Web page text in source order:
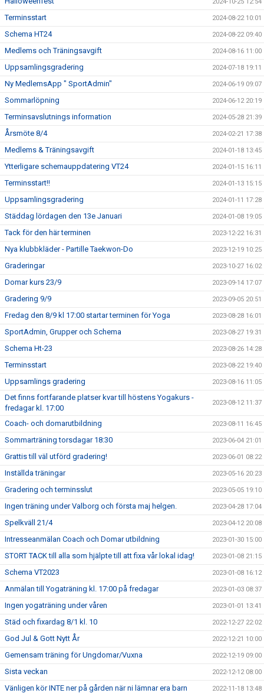
Terminsstart 2024-08-22 10:01
Schema HT24 2024-08-22 09:40
Medlems och Träningsavgift 2024-08-16 11:00
Uppsamlingsgradering 2024-07-18 19:11
Ny MedlemsApp " SportAdmin" 2024-06-19 09:07
Sommarlöpning 2024-06-12 20:19
Terminsavslutnings information 2024-05-28 21:39
Årsmöte 8/4 2024-02-21 17:38
Medlems & Träningsavgift 2024-01-18 13:45
Ytterligare schemauppdatering VT24 2024-01-15 16:11
Terminsstart!! 2024-01-13 15:15
Uppsamlingsgradering 2024-01-11 17:28
Städdag lördagen den 13e Januari 2024-01-08 19:05
Tack för den här terminen 2023-12-22 16:31
Nya klubbkläder - Partille Taekwon-Do 2023-12-19 10:25
Graderingar 2023-10-27 16:02
Domar kurs 23/9 2023-09-14 17:07
Gradering 9/9 2023-09-05 20:51
Fredag den 8/9 kl 17:00 startar terminen för Yoga 2023-08-28 16:01
SportAdmin, Grupper och Schema 2023-08-27 19:31
Schema Ht-23 2023-08-26 14:28
Terminsstart 2023-08-22 19:40
Uppsamlings gradering 2023-08-16 11:05
Det finns fortfarande platser kvar till höstens Yogakurs -
fredagar kl. 17:00
2023-08-12 11:37
Coach- och domarutbildning 2023-08-11 16:45
Sommarträning torsdagar 18:30 2023-06-04 21:01
Grattis till väl utförd gradering! 2023-06-01 08:22
Inställda träningar 2023-05-16 20:23
Gradering och terminsslut 2023-05-05 19:10
Ingen träning under Valborg och första maj helgen. 2023-04-28 17:04
Spelkväll 21/4 2023-04-12 20:08
Intresseanmälan Coach och Domar utbildning 2023-01-30 15:00
STORT TACK till alla som hjälpte till att fixa vår lokal idag! 2023-01-08 21:15
Schema VT2023 2023-01-08 16:12
Anmälan till Yogaträning kl. 17:00 på fredagar 2023-01-03 08:37
Ingen yogaträning under våren 2023-01-01 13:41
Städ och fixardag 8/1 kl. 10 2022-12-27 22:02
God Jul & Gott Nytt År 2022-12-21 10:00
Gemensam träning för Ungdomar/Vuxna 2022-12-19 09:00
Sista veckan 2022-12-12 08:00
Vänligen kör INTE ner på gården när ni lämnar era barn 2022-11-18 13:48